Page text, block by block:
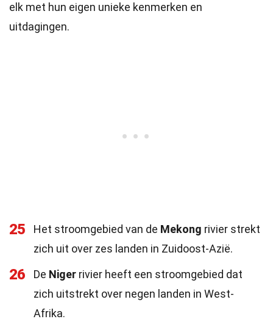
elk met hun eigen unieke kenmerken en
uitdagingen.
25 Het stroomgebied van de Mekong rivier strekt
zich uit over zes landen in Zuidoost-Azië.
26 De Niger rivier heeft een stroomgebied dat
zich uitstrekt over negen landen in West-
Afrika.